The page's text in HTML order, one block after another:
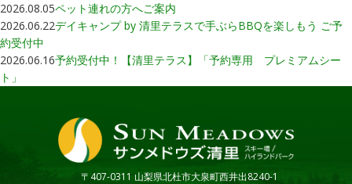
2026.08.05ペット連れの方へご案内
2026.06.22デイキャンプ by 清里テラスで手ぶらBBQを楽しもう ご予
約受付中
2026.06.16予約受付中！【清里テラス】「予約専用 プレミアムシー
ト」
〒407-0311 山梨県北杜市大泉町西井出8240-1